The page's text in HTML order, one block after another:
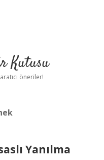
Kutusu
öneriler!
Yanılma